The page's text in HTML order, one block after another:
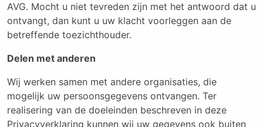
AVG. Mocht u niet tevreden zijn met het antwoord dat u
ontvangt, dan kunt u uw klacht voorleggen aan de
betreffende toezichthouder.
Delen met anderen
Wij werken samen met andere organisaties, die
mogelijk uw persoonsgegevens ontvangen. Ter
realisering van de doeleinden beschreven in deze
Privacyverklaring kunnen wij uw gegevens ook buiten